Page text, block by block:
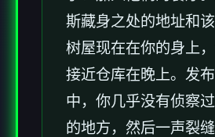
斯藏身之处的地址和
树屋现在在你的身上
接近仓库在晚上。发
中，你几乎没有侦察
的地方，然后一声裂